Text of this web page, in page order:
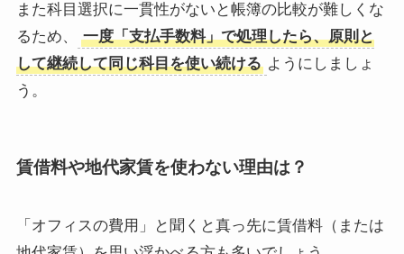
また科目選択に一貫性がないと帳簿の比較が難しくな
るため、
一度「支払手数料」で処理したら、原則と
して継続して同じ科目を使い続ける ようにしましょ
う。
賃借料や地代家賃を使わない理由は？
「オフィスの費用」と聞くと真っ先に賃借料（または